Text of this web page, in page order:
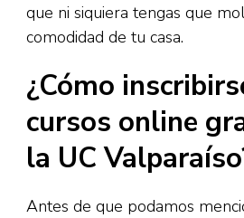
que ni siquiera tengas que
comodidad de tu casa.
¿Cómo
cursos online
la UC
Antes de que podamos